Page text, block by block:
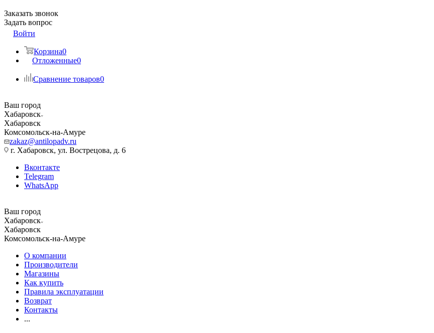
Заказать звонок
Задать вопрос
Войти
Корзина0
Отложенные0
Сравнение товаров0
Ваш город
Хабаровск
Хабаровск
Комсомольск-на-Амуре
zakaz@antilopadv.ru
г. Хабаровск, ул. Вострецова, д. 6
Вконтакте
Telegram
WhatsApp
Ваш город
Хабаровск
Хабаровск
Комсомольск-на-Амуре
О компании
Производители
Магазины
Как купить
Правила эксплуатации
Возврат
Контакты
...